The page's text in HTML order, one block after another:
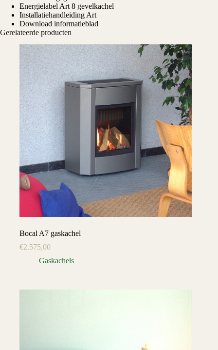
Energielabel Art 8 gevelkachel
Installatiehandleiding Art
Download informatieblad
Gerelateerde producten
Bocal A7 gaskachel
€2.575,00
Gaskachels